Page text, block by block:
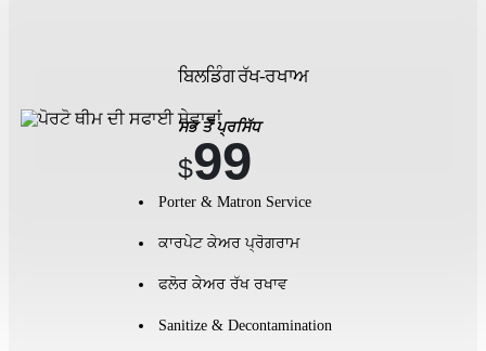
ਬਿਲਡਿੰਗ ਰੱਖ-ਰਖਾਅ
ਸਭ ਤੋਂ ਪ੍ਰਸਿੱਧ
$99
Porter & Matron Service
ਕਾਰਪੇਟ ਕੇਅਰ ਪ੍ਰੋਗਰਾਮ
ਫਲੋਰ ਕੇਅਰ ਰੱਖ ਰਖਾਵ
Sanitize & Decontamination